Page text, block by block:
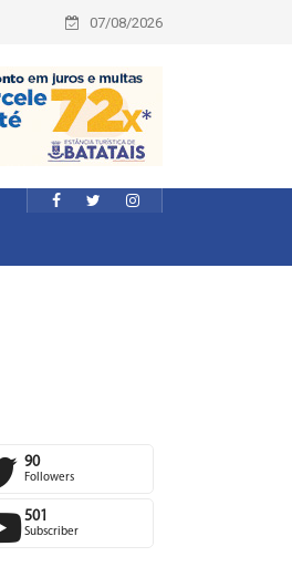
07/08/2026
90
Followers
501
Subscriber